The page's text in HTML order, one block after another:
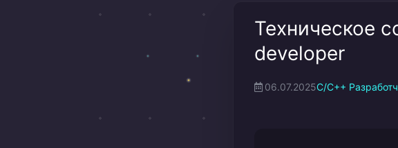
Техническое
developer
06.07.2025C/C++